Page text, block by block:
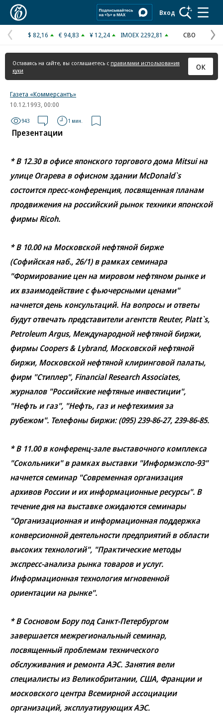
Вход
Предыдущая
страница
$ 82,16 € 94,83 ¥ 12,24 IMOEX 2292,81 СВО
Оставаясь на сайте, вы соглашаетесь с правилами использования
куки
ОК
Газета «Коммерсантъ»
10.12.1993, 00:00
943 1 мин.
Презентации
* В 12.30 в офисе японского торгового дома Mitsui на
улице Огарева в офисном здании McDonald`s
состоится пресс-конференция, посвященная планам
продвижения на российский рынок техники японской
фирмы Ricoh.
* В 10.00 на Московской нефтяной бирже
(Софийская наб., 26/1) в рамках семинара
"Формирование цен на мировом нефтяном рынке и
их взаимодействие с фьючерсными ценами"
начнется день консультаций. На вопросы и ответы
будут отвечать представители агентств Reuter, Platt`s,
Petroleum Argus, Международной нефтяной биржи,
фирмы Coopers & Lybrand, Московской нефтяной
биржи, Московской нефтяной клиринговой палаты,
фирм "Стиплер", Financial Research Associates,
журналов "Российские нефтяные инвестиции",
"Нефть и газ", "Нефть, газ и нефтехимия за
рубежом". Телефоны биржи: (095) 239-86-27, 239-86-85.
* В 11.00 в конференц-зале выставочного комплекса
"Сокольники" в рамках выставки "Информэкспо-93"
начнется семинар "Современная организация
архивов России и их информационные ресурсы". В
течение дня на выставке ожидаются семинары
"Организационная и информационная поддержка
конверсионной деятельности предприятий в области
высоких технологий", "Практические методы
экспресс-анализа рынка товаров и услуг.
Информационная технология мгновенной
ориентации на рынке".
* В Сосновом Бору под Санкт-Петербургом
завершается межрегиональный семинар,
посвященный проблемам технического
обслуживания и ремонта АЭС. Занятия вели
специалисты из Великобритании, США, Франции и
московского центра Всемирной ассоциации
организаций, эксплуатирующих АЭС.